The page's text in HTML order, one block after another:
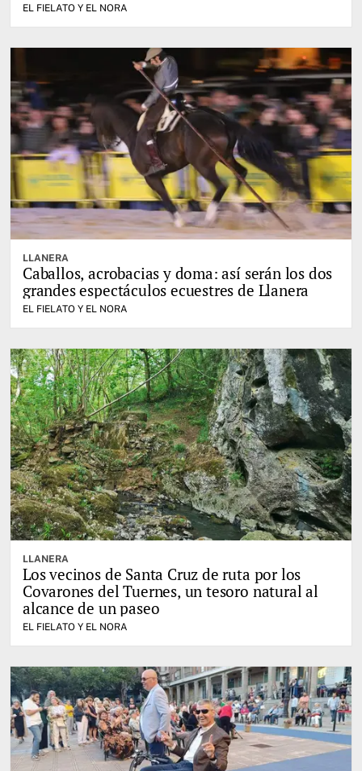
EL FIELATO Y EL NORA
LLANERA
Caballos, acrobacias y doma: así serán los dos
grandes espectáculos ecuestres de Llanera
EL FIELATO Y EL NORA
LLANERA
Los vecinos de Santa Cruz de ruta por los
Covarones del Tuernes, un tesoro natural al
alcance de un paseo
EL FIELATO Y EL NORA